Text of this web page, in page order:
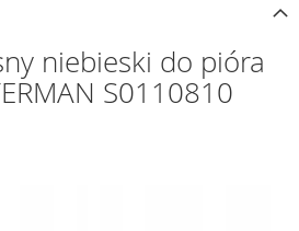
niebieski do pióra
S0110810